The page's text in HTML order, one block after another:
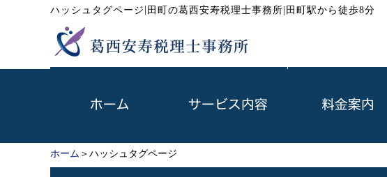
ハッシュタグページ 田町の葛西安寿税理士事務所|田町駅から徒歩8分
ホーム ＞ハッシュタグページ